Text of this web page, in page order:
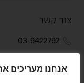
אנחנו מעריכים
צור קשר
03-9422792